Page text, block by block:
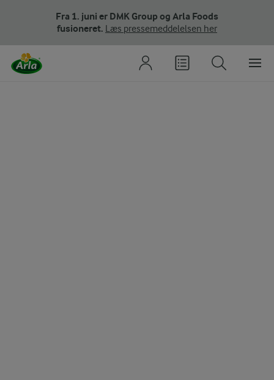
Fra 1. juni er DMK Group og Arla Foods
fusioneret. Læs pressemeddelelsen her